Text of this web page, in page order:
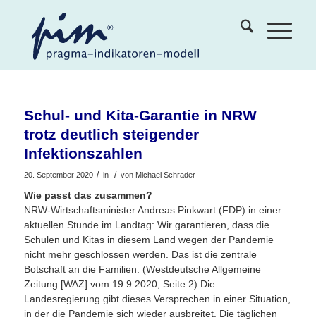
Schul- und Kita-Garantie in NRW
trotz deutlich steigender
Infektionszahlen
20. September 2020 / in / von Michael Schrader
Wie passt das zusammen?
NRW-Wirtschaftsminister Andreas Pinkwart (FDP) in einer
aktuellen Stunde im Landtag: Wir garantieren, dass die
Schulen und Kitas in diesem Land wegen der Pandemie
nicht mehr geschlossen werden. Das ist die zentrale
Botschaft an die Familien. (Westdeutsche Allgemeine
Zeitung [WAZ] vom 19.9.2020, Seite 2) Die
Landesregierung gibt dieses Versprechen in einer Situation,
in der die Pandemie sich wieder ausbreitet. Die täglichen